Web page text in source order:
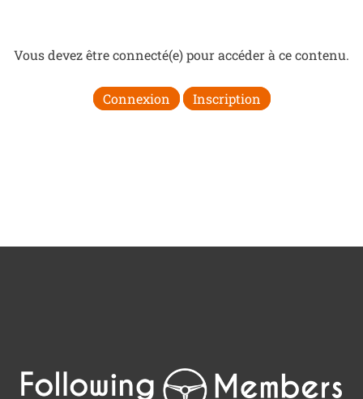
Vous devez être connecté(e) pour accéder à ce contenu.
Connexion Inscription